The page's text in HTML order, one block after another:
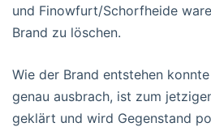
und Finowfurt/Schorfheide
Brand zu löschen.
Wie der Brand entstehen
genau ausbrach, ist zum
geklärt und wird Gegenstand